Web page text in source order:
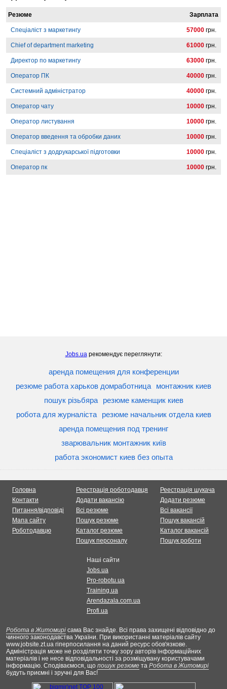
Резюме Зарплата
Спеціаліст з маркетингу 57000 грн.
Chief of department marketing 61000 грн.
Директор по маркетингу 63000 грн.
Оператор ПК 40000 грн.
Системний адміністратор 40000 грн.
Оператор чату 10000 грн.
Оператор листування 10000 грн.
Оператор введення та обробки даних 10000 грн.
Спеціаліст з додрукарської підготовки 10000 грн.
Оператор пк 10000 грн.
Jobs.uaрекомендує переглянути:
аренда помещения для конференции
резюме работа харьков домработница
монтажник киев
пошук різьбяра
резюме каменщик киев
робота для журналіста
резюме начальник отдела киев
аренда помещения под тренинг
зварювальник монтажник київ
работа экономист киев без опыта
Головна
Контакти
Питання/відповіді
Мапа сайту
Роботодавцю
Реестрація роботодавця
Додати вакансію
Всі резюме
Пошук резюме
Каталог резюме
Пошук персоналу
Реестрація шукача
Додати резюме
Всі вакансії
Пошук вакансій
Каталог вакансій
Пошук роботи
Наші сайти
Jobs.ua
Pro-robotu.ua
Training.ua
Arendazala.com.ua
Profi.ua
Робота в Житомирі сама Вас знайде. Всі права захищені відповідно до
чинного законодавства України. При використанні матеріалів сайту
www.jobsite.zt.ua гіперпосилання на даний ресурс обов'язкове.
Адміністрація може не розділяти точку зору авторів інформаційних
матеріалів і не несе відповідальності за розміщувану користувачами
інформацію. Сподіваємося, що пошук резюме та Робота в Житомирі
будуть приємні і зручні для Вас!